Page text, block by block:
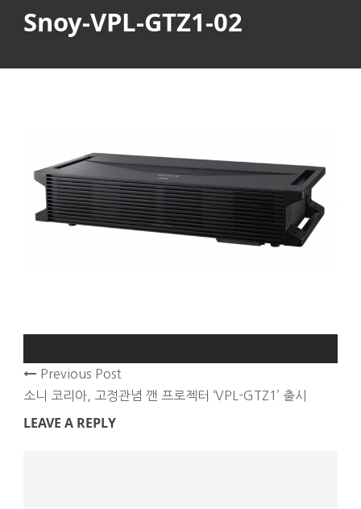
Snoy-VPL-GTZ1-02
Previous Post
소니 코리아, 고정관념 깬 프로젝터 ‘VPL-GTZ1’ 출시
LEAVE A REPLY